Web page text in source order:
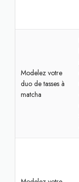
Modelez votre
duo de tasses à
matcha